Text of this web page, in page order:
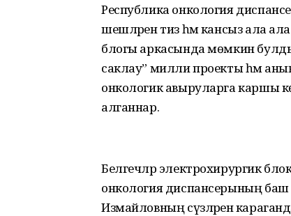
Республика онкология
шешләрен тиз һәм кансыз ала
блогы аркасында мөмкин
саклау” милли проекты һәм
онкологик авыруларга каршы
алганнар.
Белгечләр электрохирургик
онкология диспансерының
Измайловның сүзләренә